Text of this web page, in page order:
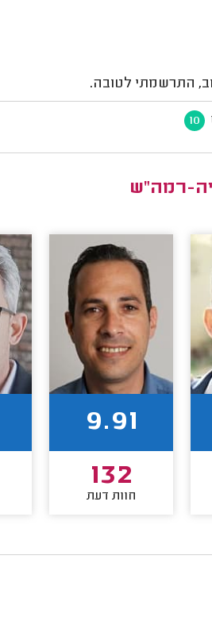
התרשמתי לטובה.
10
רמה"ש
9.91
132
חוות דעת